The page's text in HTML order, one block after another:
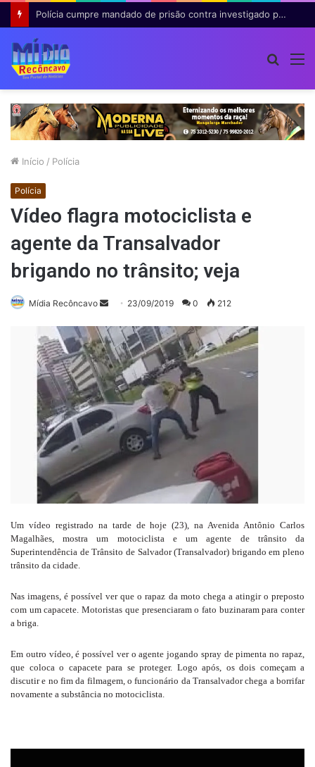
Polícia cumpre mandado de prisão contra investigado por roubo majorado em Cruz das Almas
Início / Polícia
Polícia
Vídeo flagra motociclista e
agente da Transalvador
brigando no trânsito; veja
Mídia Recôncavo
Mande
e-
mail
23/09/2019 0 212
Um vídeo registrado na tarde de hoje (23), na Avenida Antônio Carlos
Magalhães, mostra um motociclista e um agente de trânsito da
Superintendência de Trânsito de Salvador (Transalvador) brigando em pleno
trânsito da cidade.
Nas imagens, é possível ver que o rapaz da moto chega a atingir o preposto
com um capacete. Motoristas que presenciaram o fato buzinaram para conter
a briga.
Em outro vídeo, é possível ver o agente jogando spray de pimenta no rapaz,
que coloca o capacete para se proteger. Logo após, os dois começam a
discutir e no fim da filmagem, o funcionário da Transalvador chega a borrifar
novamente a substância no motociclista.